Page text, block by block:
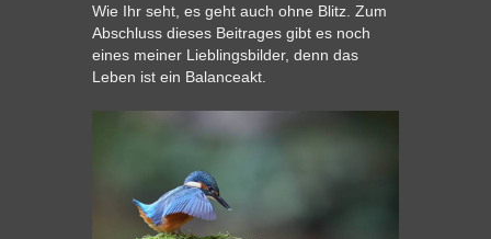
Wie Ihr seht, es geht auch ohne Blitz. Zum
Abschluss dieses Beitrages gibt es noch
eines meiner Lieblingsbilder, denn das
Leben ist ein Balanceakt.